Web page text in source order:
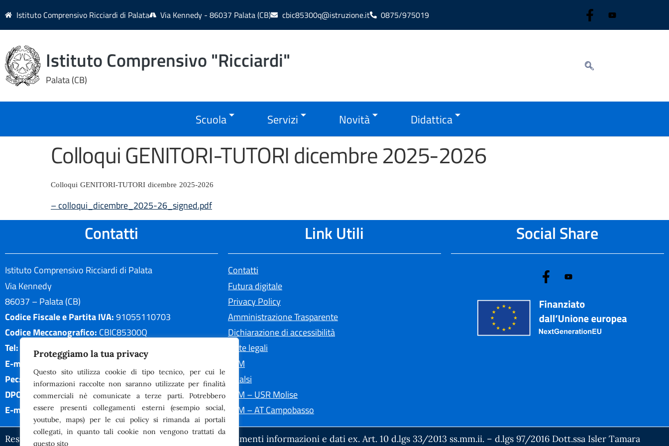
Proteggiamo la tua privacy
Questo sito utilizza cookie di tipo tecnico, per cui le
informazioni raccolte non saranno utilizzate per finalità
commerciali nè comunicate a terze parti. Potrebbero
essere presenti collegamenti esterni (esempio social,
youtube, maps) per le cui policy si rimanda ai portali
collegati, in quanto tali cookie non vengono trattati da
questo sito
Istituto Comprensivo Ricciardi di Palata Via Kennedy - 86037 Palata (CB) cbic85300q@istruzione.it 0875/975019
Istituto Comprensivo "Ricciardi"
Palata (CB)
Scuola Servizi Novità Didattica
Colloqui GENITORI-TUTORI dicembre 2025-2026
Colloqui GENITORI-TUTORI dicembre 2025-2026
– colloqui_dicembre_2025-26_signed.pdf
Contatti
Istituto Comprensivo Ricciardi di Palata
Via Kennedy
86037 – Palata (CB)
Codice Fiscale e Partita IVA:91055110703
Codice Meccanografico: CBIC85300Q
Tel: 0875/975019
E-mail:
cbic85300q@istruzione.it
Pec:
cbic85300q@pec.istruzione.it
DPO:
Guido Palladino
E-mail DPO:
guido.palladino.dpo@gmail.com
Link Utili
Contatti
Futura digitale
Privacy Policy
Amministrazione Trasparente
Dichiarazione di accessibilità
Note legali
MIM
Invalsi
MIM – USR Molise
MIM – AT Campobasso
Social Share
Responsabile della trasmissione e pubblicazione di documenti informazioni e dati ex. Art. 10 d.lgs 33/2013 ss.mm.ii. – d.lgs 97/2016 Dott.ssa Isler Tamara